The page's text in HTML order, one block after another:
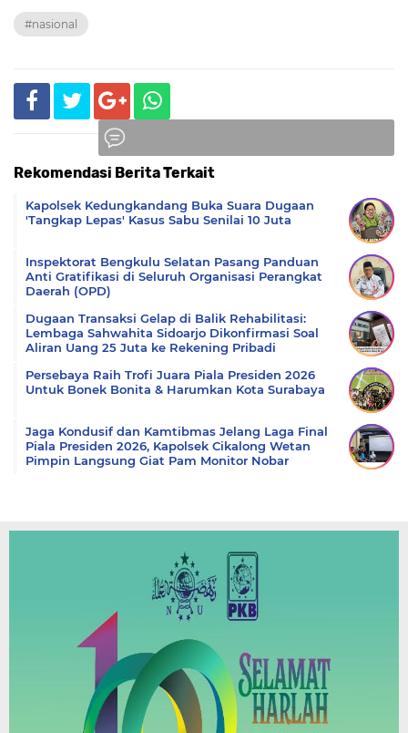
#nasional
Rekomendasi Berita Terkait
Kapolsek Kedungkandang Buka Suara Dugaan
'Tangkap Lepas' Kasus Sabu Senilai 10 Juta
Inspektorat Bengkulu Selatan Pasang Panduan
Anti Gratifikasi di Seluruh Organisasi Perangkat
Daerah (OPD)
Dugaan Transaksi Gelap di Balik Rehabilitasi:
Lembaga Sahwahita Sidoarjo Dikonfirmasi Soal
Aliran Uang 25 Juta ke Rekening Pribadi
Persebaya Raih Trofi Juara Piala Presiden 2026
Untuk Bonek Bonita & Harumkan Kota Surabaya
Jaga Kondusif dan Kamtibmas Jelang Laga Final
Piala Presiden 2026, Kapolsek Cikalong Wetan
Pimpin Langsung Giat Pam Monitor Nobar